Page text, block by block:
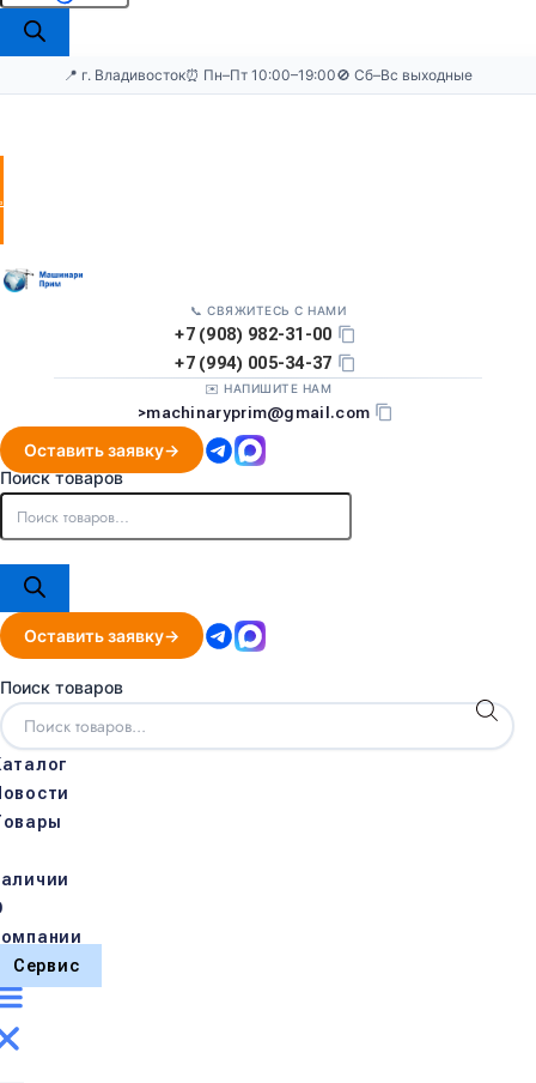
📍 г. Владивосток⏰ Пн–Пт 10:00–19:00🚫 Сб–Вс выходные
заявку
📞 СВЯЖИТЕСЬ С НАМИ
+7 (908) 982-31-00
+7 (994) 005-34-37
✉️ НАПИШИТЕ НАМ
>machinaryprim@gmail.com
Оставить заявку
Поиск товаров
Оставить заявку
Поиск товаров
Сервис